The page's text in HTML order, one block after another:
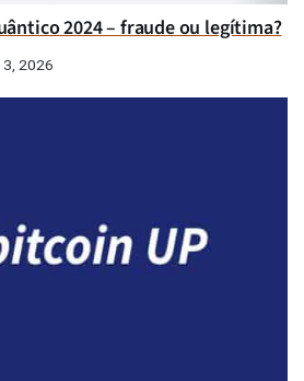
2024 – fraude ou legítima?
2026